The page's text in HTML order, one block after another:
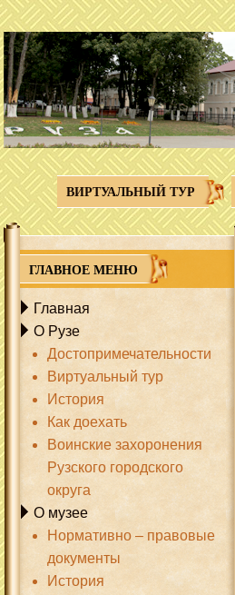
Перейти к основному содержанию
ВИРТУАЛЬНЫЙ ТУР
ГЛАВНОЕ МЕНЮ
Главная
О Рузе
Достопримечательности
Виртуальный тур
История
Как доехать
Воинские захоронения
Рузского городского
округа
О музее
Нормативно – правовые
документы
История